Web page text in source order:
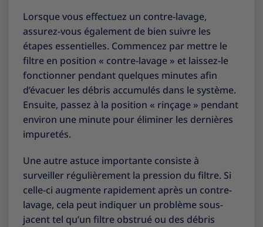
Lorsque vous effectuez un contre-lavage,
assurez-vous également de bien suivre les
étapes essentielles. Commencez par mettre le
filtre en position « contre-lavage » et laissez-le
fonctionner pendant quelques minutes afin
d’évacuer les débris accumulés dans le système.
Ensuite, passez à la position « rinçage » pendant
environ une minute pour éliminer les dernières
impuretés.
Une autre astuce importante consiste à
surveiller régulièrement la pression du filtre. Si
celle-ci augmente rapidement après un contre-
lavage, cela peut indiquer un problème sous-
jacent tel qu’un filtre obstrué ou des débris